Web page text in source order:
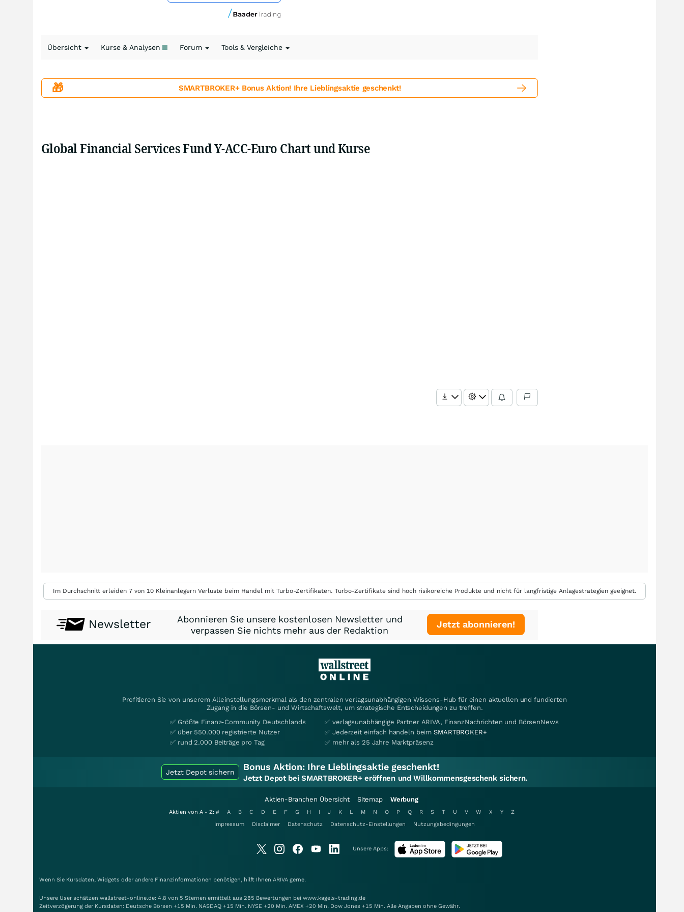
Übersicht Kurse & Analysen Forum Tools & Vergleiche
🎁 SMARTBROKER+ Bonus Aktion! Ihre Lieblingsaktie geschenkt!
Global Financial Services Fund Y-ACC-Euro Chart und Kurse
Im Durchschnitt erleiden 7 von 10 Kleinanlegern Verluste beim Handel mit Turbo-Zertifikaten. Turbo-Zertifikate sind hoch risikoreiche Produkte und nicht für langfristige Anlagestrategien geeignet.
Newsletter
Abonnieren Sie unsere kostenlosen Newsletter und
verpassen Sie nichts mehr aus der Redaktion
Jetzt abonnieren!
Profitieren Sie von unserem Alleinstellungsmerkmal als den zentralen verlagsunabhängigen Wissens-Hub für einen aktuellen und fundierten
Zugang in die Börsen- und Wirtschaftswelt, um strategische Entscheidungen zu treffen.
✅ Größte Finanz-Community Deutschlands
✅ über 550.000 registrierte Nutzer
✅ rund 2.000 Beiträge pro Tag
✅ verlagsunabhängige Partner ARIVA, FinanzNachrichten und BörsenNews
✅ Jederzeit einfach handeln beimSMARTBROKER+
✅ mehr als 25 Jahre Marktpräsenz
Jetzt Depot sichern Bonus Aktion: Ihre Lieblingsaktie geschenkt!
Jetzt Depot bei SMARTBROKER+ eröffnen und Willkommensgeschenk sichern.
Aktien-Branchen Übersicht Sitemap Werbung
Aktien von A - Z: # A B C D E F G H I J K L M N O P Q R S T U V W X Y
Z
Impressum
Disclaimer Datenschutz Datenschutz-Einstellungen Nutzungsbedingungen
Unsere Apps:
Wenn Sie Kursdaten, Widgets oder andere Finanzinformationen benötigen, hilft Ihnen ARIVA gerne.
Unsere User schätzen wallstreet-online.de: 4.8 von 5 Sternen ermittelt aus 285 Bewertungen bei www.kagels-trading.de
Zeitverzögerung der Kursdaten: Deutsche Börsen +15 Min. NASDAQ +15 Min. NYSE +20 Min. AMEX +20 Min. Dow Jones +15 Min. Alle Angaben ohne Gewähr.